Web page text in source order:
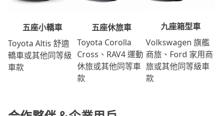
五座小轎車
Toyota Altis 舒適
轎車或其他同等級
車款
五座休旅車
Toyota Corolla
Cross、RAV4 運動
休旅或其他同等車
款
九座箱型車
Volkswagen 旗艦
商旅、Ford 家用商
旅或其他同等級車
款